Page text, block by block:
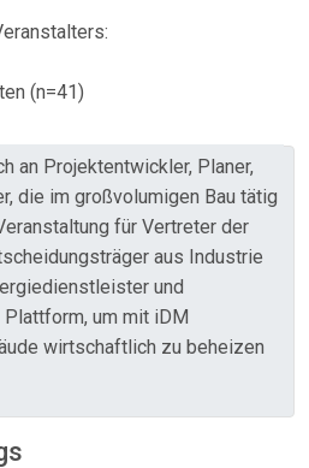
(n=41)
an Projektentwickler, Planer,
die im großvolumigen Bau tätig
für Vertreter der
aus Industrie
und
um mit iDM
wirtschaftlich zu beheizen